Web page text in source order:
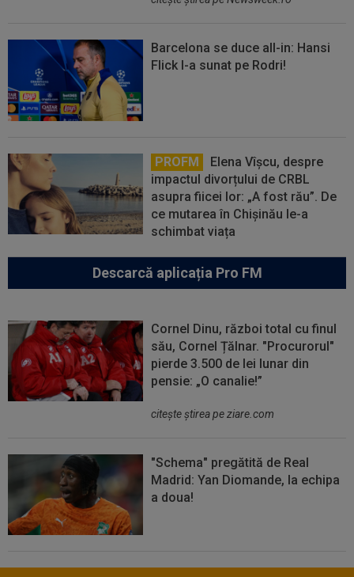
Barcelona se duce all-in: Hansi
Flick l-a sunat pe Rodri!
PROFM
Elena Vîșcu, despre
impactul divorțului de CRBL
asupra fiicei lor: „A fost rău”. De
ce mutarea în Chișinău le-a
schimbat viața
Descarcă aplicația Pro FM
Cornel Dinu, război total cu finul
său, Cornel Țălnar. "Procurorul"
pierde 3.500 de lei lunar din
pensie: „O canalie!”
citeşte ştirea pe ziare.com
"Schema" pregătită de Real
Madrid: Yan Diomande, la echipa
a doua!